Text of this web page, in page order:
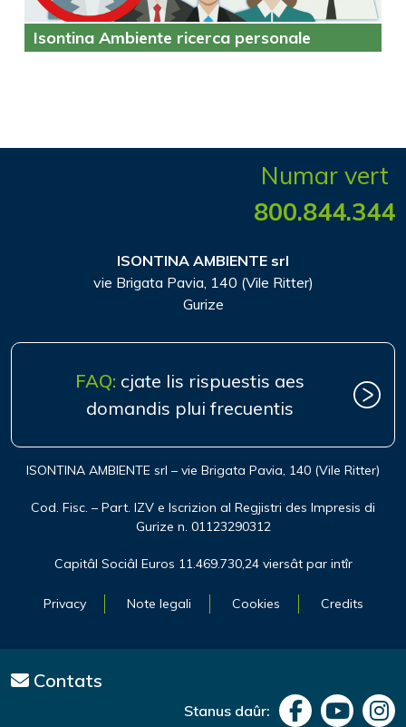
Isontina Ambiente ricerca personale
Numar vert
800.844.344
ISONTINA AMBIENTE srl
vie Brigata Pavia, 140 (Vile Ritter)
Gurize
FAQ: cjate lis rispuestis aes
domandis plui frecuentis
ISONTINA AMBIENTE srl – vie Brigata Pavia, 140 (Vile Ritter)
Cod. Fisc. – Part. IZV e Iscrizion al Regjistri des Impresis di
Gurize n. 01123290312
Capitâl Sociâl Euros 11.469.730,24 viersât par intîr
Privacy Note legali Cookies Credits
Contats
Stanus daûr: